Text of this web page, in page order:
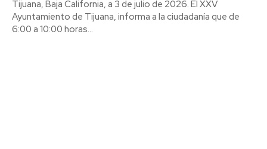
Tijuana, Baja California, a 3 de julio de 2026. El XXV
Ayuntamiento de Tijuana, informa a la ciudadanía que de
6:00 a 10:00 horas...